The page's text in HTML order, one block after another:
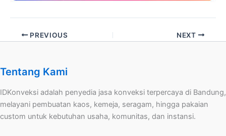
PREVIOUS NEXT
Tentang Kami
IDKonveksi adalah penyedia jasa konveksi terpercaya di Bandung,
melayani pembuatan kaos, kemeja, seragam, hingga pakaian
custom untuk kebutuhan usaha, komunitas, dan instansi.